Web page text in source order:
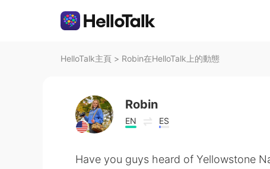
HelloTalk主頁 > Robin在HelloTalk上的動態
Robin
EN ES
Have you guys heard of Yellowstone